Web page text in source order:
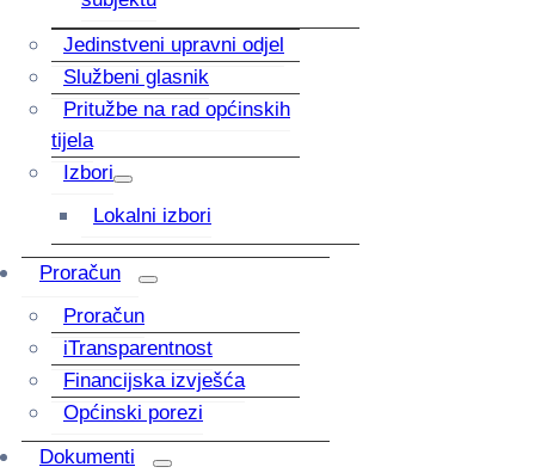
Jedinstveni upravni odjel
Službeni glasnik
Pritužbe na rad općinskih
tijela
Izbori
Lokalni izbori
Proračun
Proračun
iTransparentnost
Financijska izvješća
Općinski porezi
Dokumenti